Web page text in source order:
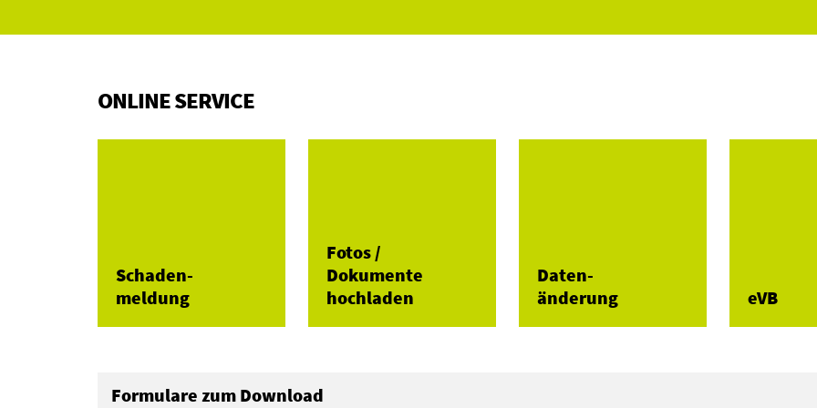
ONLINE SERVICE
Schaden-
meldung
Fotos /
Dokumente
hochladen
Daten-
änderung
eVB
Formulare zum Download